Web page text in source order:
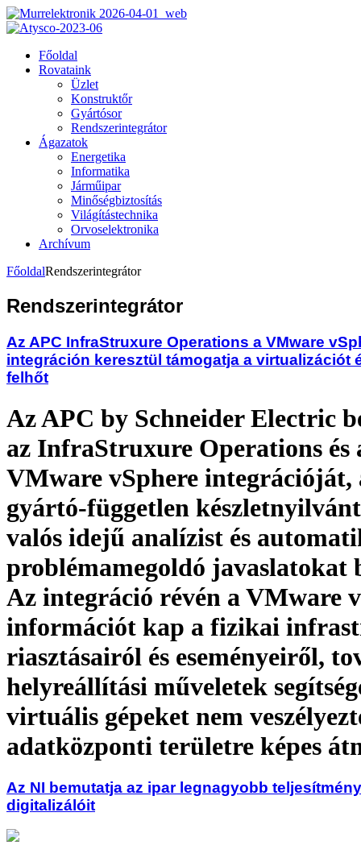
Főoldal
Rovataink
Üzlet
Konstruktőr
Gyártósor
Rendszerintegrátor
Ágazatok
Energetika
Informatika
Járműipar
Minőségbiztosítás
Világítástechnika
Orvoselektronika
Archívum
FőoldalRendszerintegrátor
Rendszerintegrátor
Az APC InfraStruxure Operations a VMware
integráción keresztül támogatja a virtualizációt
felhőt
Az APC by Schneider Electric
az InfraStruxure Operations és
VMware vSphere integrációját,
gyártó-független
valós idejű analízist és
problémamegoldó javaslatokat
Az integráció révén a VMware
információt kap a fizikai
riasztásairól és eseményeiről,
helyreállítási műveletek
virtuális gépeket nem
adatközponti területre képes
Az NI bemutatja az ipar legnagyobb
digitalizálóit